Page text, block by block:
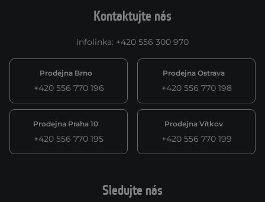
Kontaktujte nás
Infolinka: +420 556 300 970
Prodejna Brno
+420 556 770 196
Prodejna Ostrava
+420 556 770 198
Prodejna Praha 10
+420 556 770 195
Prodejna Vítkov
+420 556 770 199
Sledujte nás